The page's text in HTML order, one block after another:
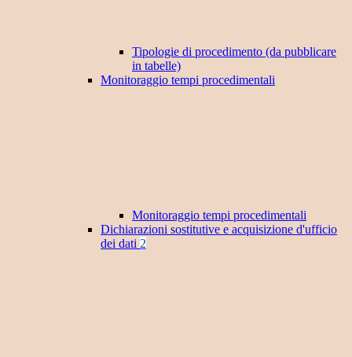
Tipologie di procedimento (da pubblicare
in tabelle)
Monitoraggio tempi procedimentali
Monitoraggio tempi procedimentali
Dichiarazioni sostitutive e acquisizione d'ufficio
dei dati 2